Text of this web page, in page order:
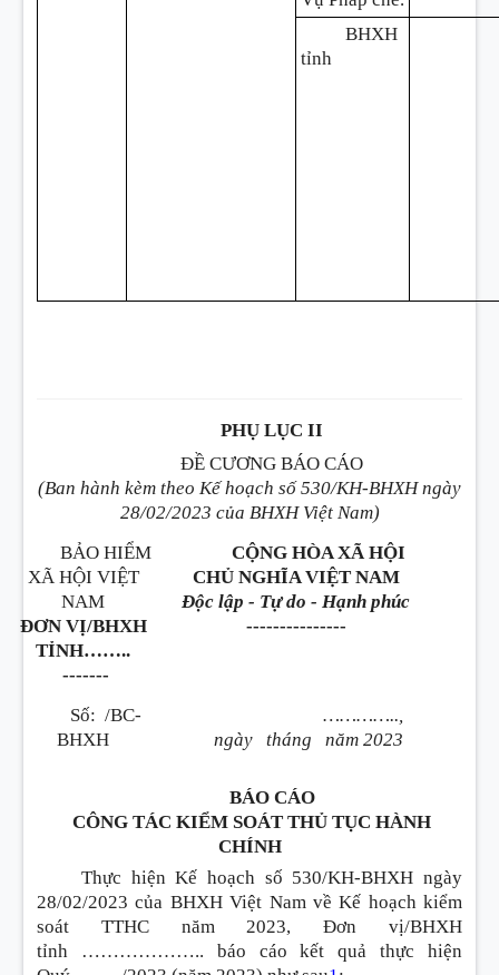
BHXH
tỉnh
PHỤ LỤC II
ĐỀ CƯƠNG BÁO CÁO
(Ban hành kèm theo Kế hoạch số 530/KH-BHXH ngày
28/02/2023 của BHXH Việt Nam)
BẢO HIỂM
XÃ HỘI VIỆT
NAM
ĐƠN VỊ/BHXH
TỈNH……..
-------
CỘNG HÒA XÃ HỘI
CHỦ NGHĨA VIỆT NAM
Độc lập - Tự do - Hạnh phúc
---------------
Số: /BC-
BHXH
…………..,
ngày
tháng năm2023
BÁO CÁO
CÔNG TÁC KIỂM SOÁT THỦ TỤC HÀNH
CHÍNH
Thực hiện Kế hoạch số 530/KH-BHXH ngày
28/02/2023 của BHXH Việt Nam về Kế hoạch kiểm
soát TTHC năm 2023, Đơn vị/BHXH
tỉnh
……………….. báo cáo kết quả thực hiện